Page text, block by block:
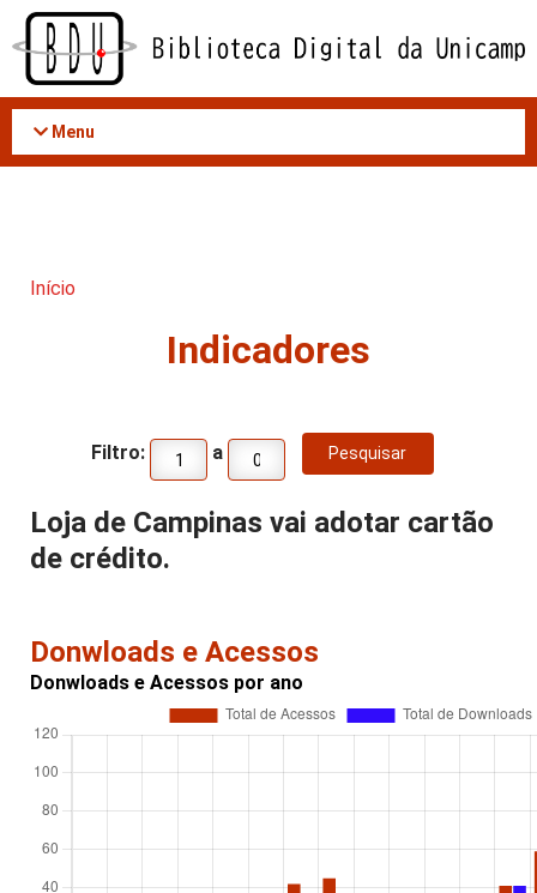
Acessar
conteúdo
Menu
Início
Indicadores
Filtro: a
Loja de Campinas vai adotar cartão
de crédito.
Donwloads e Acessos
Donwloads e Acessos por ano